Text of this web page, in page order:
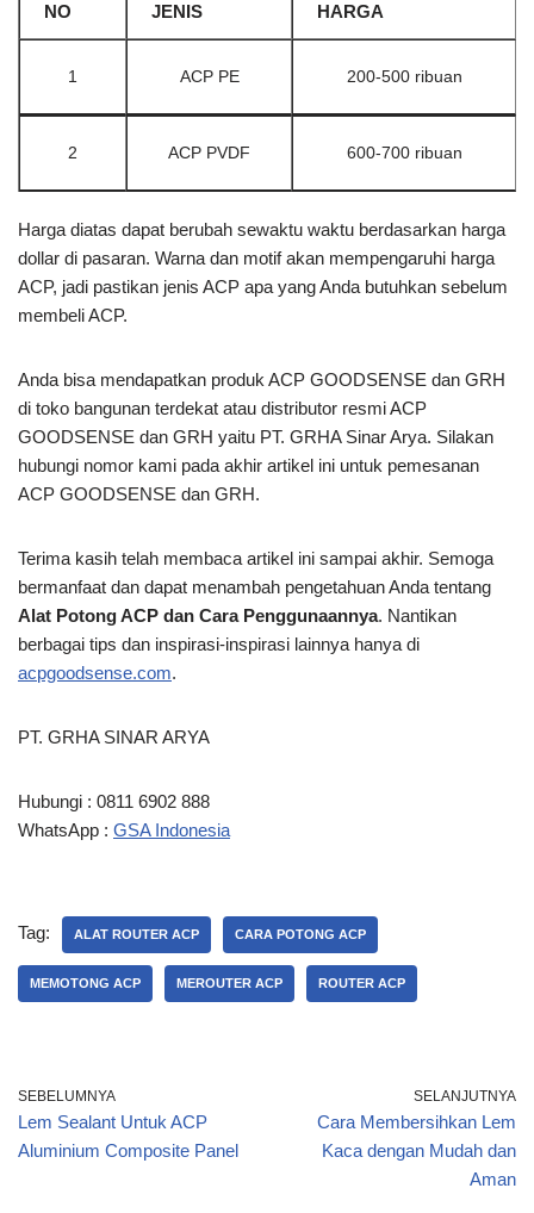
NO JENIS HARGA
1 ACP PE 200-500 ribuan
2 ACP PVDF 600-700 ribuan
Harga diatas dapat berubah sewaktu waktu berdasarkan harga
dollar di pasaran. Warna dan motif akan mempengaruhi harga
ACP, jadi pastikan jenis ACP apa yang Anda butuhkan sebelum
membeli ACP.
Anda bisa mendapatkan produk ACP GOODSENSE dan GRH
di toko bangunan terdekat atau distributor resmi ACP
GOODSENSE dan GRH yaitu PT. GRHA Sinar Arya. Silakan
hubungi nomor kami pada akhir artikel ini untuk pemesanan
ACP GOODSENSE dan GRH.
Terima kasih telah membaca artikel ini sampai akhir. Semoga
bermanfaat dan dapat menambah pengetahuan Anda tentang
Alat Potong ACP dan Cara Penggunaannya. Nantikan
berbagai tips dan inspirasi-inspirasi lainnya hanya di
acpgoodsense.com.
PT. GRHA SINAR ARYA
Hubungi : 0811 6902 888
WhatsApp : GSA Indonesia
Tag: ALAT ROUTER ACP CARA POTONG ACP
MEMOTONG ACP MEROUTER ACP ROUTER ACP
SEBELUMNYA
Lem Sealant Untuk ACP
Aluminium Composite Panel
SELANJUTNYA
Cara Membersihkan Lem
Kaca dengan Mudah dan
Aman